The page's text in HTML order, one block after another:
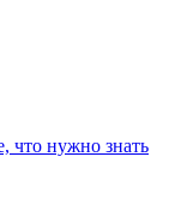
что нужно знать